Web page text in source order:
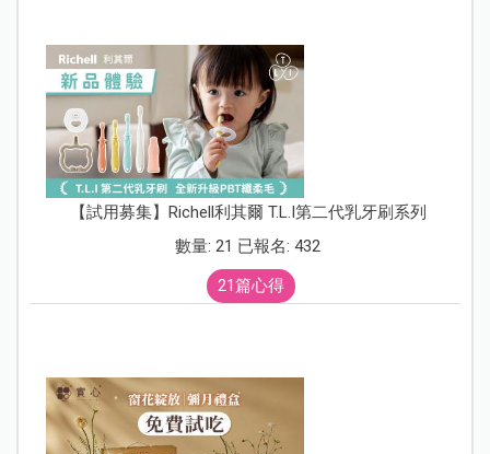
【試用募集】Richell利其爾 T.L.I第二代乳牙刷系列
數量: 21 已報名: 432
21篇心得